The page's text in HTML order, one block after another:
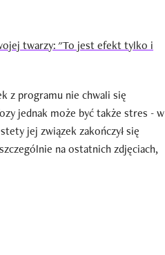
twarzy: "To jest efekt tylko i
z programu nie chwali się
jednak może być także stres - w
jej związek zakończył się
na ostatnich zdjęciach,